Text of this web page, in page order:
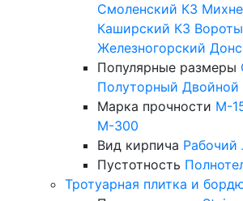
Смоленский КЗ
Каширский КЗ
Железногорский
Популярные размеры
Полуторный Двойной
Марка прочности М-
М-300
Вид кирпича Рабочий
Пустотность
Тротуарная плитка и